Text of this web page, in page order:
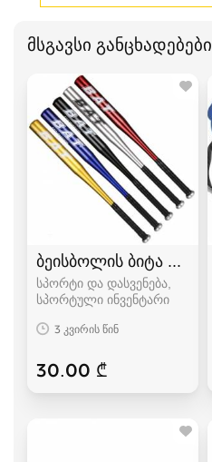
მსგავსი განცხადებები
ბეისბოლის ბიტა bita
სპორტი და დასვენება,
სპორტული ინვენტარი
3 კვირის წინ
30.00 ₾